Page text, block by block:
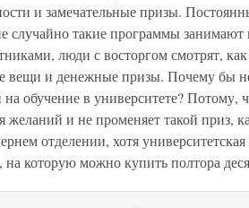
и замечательные призы.
случайно такие программы
люди с восторгом смотрят,
вещи и денежные призы. Почему бы
на обучение в университете? Потому,
желаний и не променяет такой приз,
отделении, хотя
которую можно купить полтора